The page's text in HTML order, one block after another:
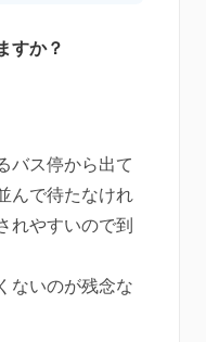
すか？
バス停から出て
んで待たなけれ
れやすいので到
ないのが残念な